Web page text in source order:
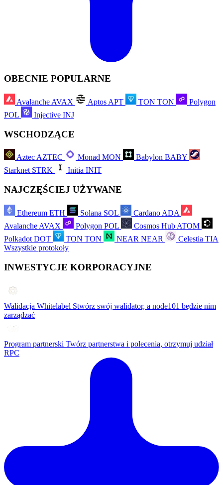
OBECNIE POPULARNE
Avalanche AVAX Aptos APT TON TON
Polygon
POL
Injective INJ
WSCHODZĄCE
AztecAZTEC Monad MON Babylon BABY
Starknet STRK Initia INIT
NAJCZĘŚCIEJ UŻYWANE
Ethereum ETH Solana SOL Cardano ADA
Avalanche AVAX Polygon POL Cosmos Hub ATOM
Polkadot DOT TON TON NEAR NEAR Celestia TIA
Wszystkie protokoły
INWESTYCJE KORPORACYJNE
Walidacja Whitelabel Stwórz swój walidator, a node101 będzie nim
zarządzać
Program partnerski Twórz partnerstwa i polecenia, otrzymuj udział
RPC